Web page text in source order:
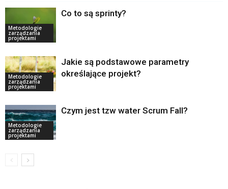
Metodologie
zarządzania
projektami
Co to są sprinty?
Metodologie
zarządzania
projektami
Jakie są podstawowe parametry
określające projekt?
Metodologie
zarządzania
projektami
Czym jest tzw water Scrum Fall?